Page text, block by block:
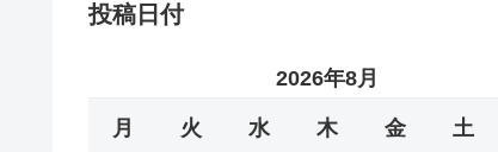
投稿日付
2026年8月
月 火 水 木 金 土